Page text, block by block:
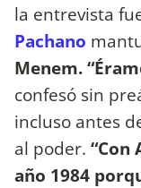
la entrevista
Pachano
Menem.
confesó sin
incluso antes
al poder. “Con
año 1984